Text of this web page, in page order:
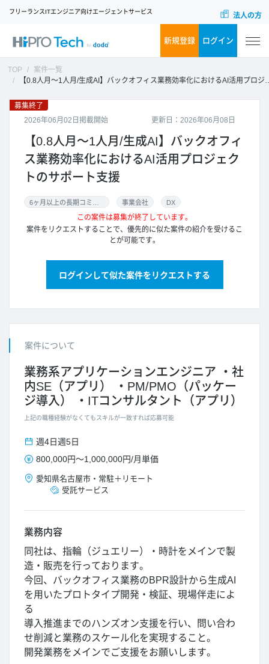
フリーランスITエンジニア向けエージェントサービス 法人の方
新規登録 ログイン
TOP
案件一覧
【0.8人月～1人月/生成AI】バックオフィス業務効率化におけるAI活用プロジェクトのサポート支援
更新日：2026年06月08日
募集終了
2026年06月02日掲載開始
【0.8人月～1人月/生成AI】バックオフィ
ス業務効率化におけるAI活用プロジェク
トのサポート支援
事業会社 DX
この案件は募集が終了しています。
案件をリクエストすることで、優先的に似た案件の紹介を受けるこ
とが可能です。
ログインして似た案件をリクエストする
案件について
業務系アプリケーションエンジニア
社
内SE（アプリ）
PM/PMO（パッケー
ジ導入）
ITコンサルタント（アプリ）
上記の職種経験がなくてもスキルが一致すれば応募可能
週4日週5日
800,000円～1,000,000円/月単価
愛知県名古屋市 ・ 常駐＋リモート
受託サービス
業務内容
同社は、指輪（ジュエリー）・時計をメインで製
造・販売を行っております。
今回、バックオフィス業務のBPR設計から生成AI
を用いたプロトタイプ開発・検証、現場伴走によ
る
導入推進までのハンズオン支援を行い、問い合わ
せ削減と業務のスケール化を実現すること。
開発業務をメインでご支援をお願いします。